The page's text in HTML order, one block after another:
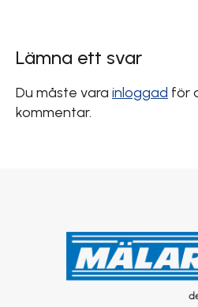
Lämna ett svar
Du måste vara inloggad för
kommentar.